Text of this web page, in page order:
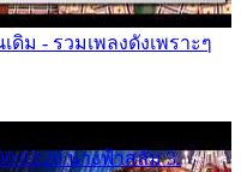
ม - รวมเพลงดังเพราะๆ
นางฟ้าสลัม 3.